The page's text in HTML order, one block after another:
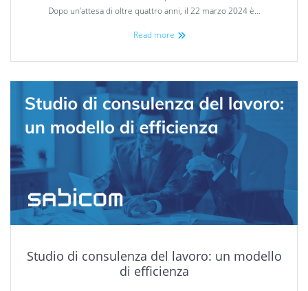
Dopo un’attesa di oltre quattro anni, il 22 marzo 2024 è…
Read more
Studio di consulenza del lavoro: un modello
di efficienza